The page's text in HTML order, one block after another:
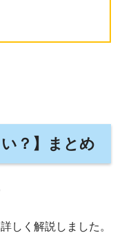
？】まとめ
しく解説しました。